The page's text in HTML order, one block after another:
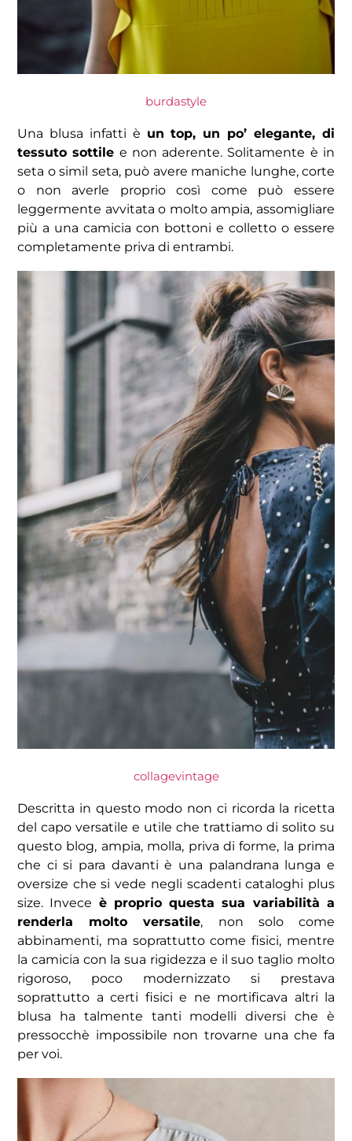
burdastyle
Una blusa infatti è un top, un po’ elegante, di
tessuto sottile e non aderente. Solitamente è in
seta o simil seta, può avere maniche lunghe, corte
o non averle proprio così come può essere
leggermente avvitata o molto ampia, assomigliare
più a una camicia con bottoni e colletto o essere
completamente priva di entrambi.
collagevintage
Descritta in questo modo non ci ricorda la ricetta
del capo versatile e utile che trattiamo di solito su
questo blog, ampia, molla, priva di forme, la prima
che ci si para davanti è una palandrana lunga e
oversize che si vede negli scadenti cataloghi plus
size. Invece è proprio questa sua variabilità a
renderla molto versatile, non solo come
abbinamenti, ma soprattutto come fisici, mentre
la camicia con la sua rigidezza e il suo taglio molto
rigoroso, poco modernizzato si prestava
soprattutto a certi fisici e ne mortificava altri la
blusa ha talmente tanti modelli diversi che è
pressocchè impossibile non trovarne una che fa
per voi.